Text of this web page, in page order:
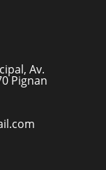
Av.
Pignan